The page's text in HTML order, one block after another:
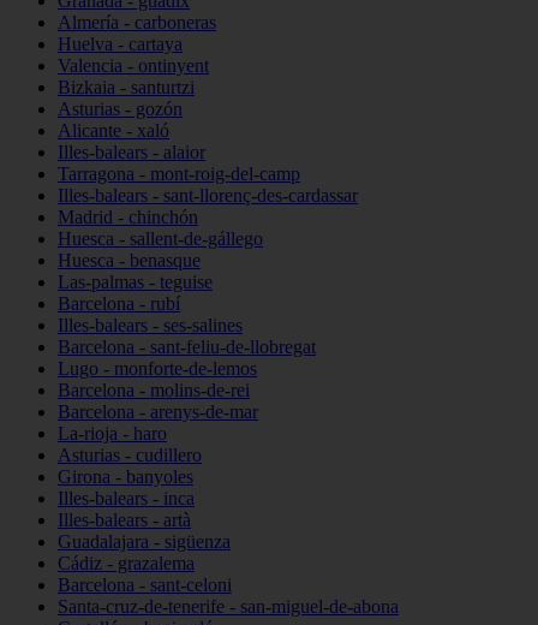
Almería - carboneras
Huelva - cartaya
Valencia - ontinyent
Bizkaia - santurtzi
Asturias - gozón
Alicante - xaló
Illes-balears - alaior
Tarragona - mont-roig-del-camp
Illes-balears - sant-llorenç-des-cardassar
Madrid - chinchón
Huesca - sallent-de-gállego
Huesca - benasque
Las-palmas - teguise
Barcelona - rubí
Illes-balears - ses-salines
Barcelona - sant-feliu-de-llobregat
Lugo - monforte-de-lemos
Barcelona - molins-de-rei
Barcelona - arenys-de-mar
La-rioja - haro
Asturias - cudillero
Girona - banyoles
Illes-balears - inca
Illes-balears - artà
Guadalajara - sigüenza
Cádiz - grazalema
Barcelona - sant-celoni
Santa-cruz-de-tenerife - san-miguel-de-abona